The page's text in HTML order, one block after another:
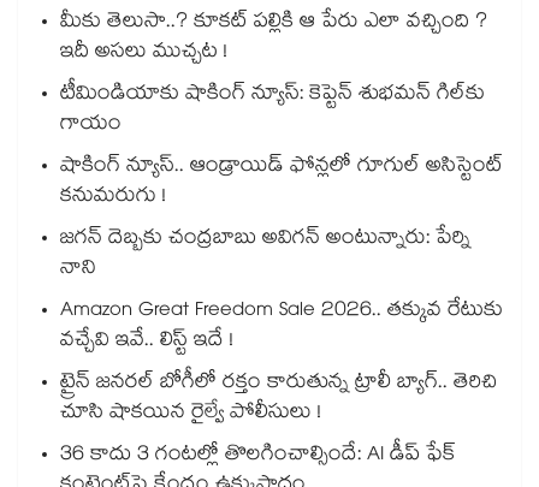
మీకు తెలుసా..? కూకట్ పల్లికి ఆ పేరు ఎలా వచ్చింది ?
ఇదీ అసలు ముచ్చట !
టీమిండియాకు షాకింగ్ న్యూస్: కెప్టెన్ శుభమన్ గిల్‎కు
గాయం
షాకింగ్ న్యూస్.. ఆండ్రాయిడ్ ఫోన్లలో గూగుల్ అసిస్టెంట్
కనుమరుగు !
జగన్ దెబ్బకు చంద్రబాబు అవిగన్ అంటున్నారు: పేర్ని
నాని
Amazon Great Freedom Sale 2026.. తక్కువ రేటుకు
వచ్చేవి ఇవే.. లిస్ట్ ఇదే !
ట్రైన్ జనరల్ బోగీలో రక్తం కారుతున్న ట్రాలీ బ్యాగ్.. తెరిచి
చూసి షాకయిన రైల్వే పోలీసులు !
36 కాదు 3 గంటల్లో తొలగించాల్సిందే: AI డీప్ ఫేక్